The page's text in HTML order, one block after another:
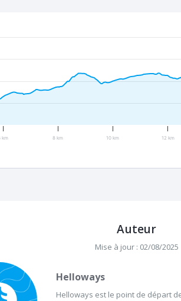
km 8 km 10 km 12 km
Auteur
Mise à jour : 02/08/2025
Helloways
Helloways est le point de départ